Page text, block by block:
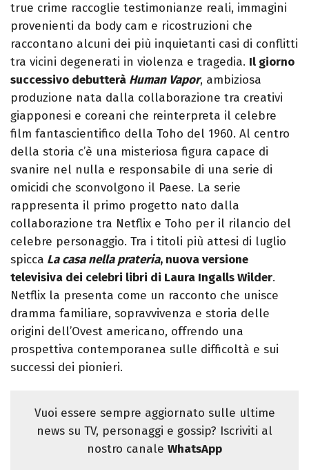
true crime raccoglie testimonianze reali, immagini
provenienti da body cam e ricostruzioni che
raccontano alcuni dei più inquietanti casi di conflitti
tra vicini degenerati in violenza e tragedia. Il giorno
successivo debutterà Human Vapor, ambiziosa
produzione nata dalla collaborazione tra creativi
giapponesi e coreani che reinterpreta il celebre
film fantascientifico della Toho del 1960. Al centro
della storia c’è una misteriosa figura capace di
svanire nel nulla e responsabile di una serie di
omicidi che sconvolgono il Paese. La serie
rappresenta il primo progetto nato dalla
collaborazione tra Netflix e Toho per il rilancio del
celebre personaggio. Tra i titoli più attesi di luglio
spicca La casa nella prateria, nuova versione
televisiva dei celebri libri di Laura Ingalls Wilder.
Netflix la presenta come un racconto che unisce
dramma familiare, sopravvivenza e storia delle
origini dell’Ovest americano, offrendo una
prospettiva contemporanea sulle difficoltà e sui
successi dei pionieri.
Vuoi essere sempre aggiornato sulle ultime
news su TV, personaggi e gossip? Iscriviti al
nostro canale WhatsApp